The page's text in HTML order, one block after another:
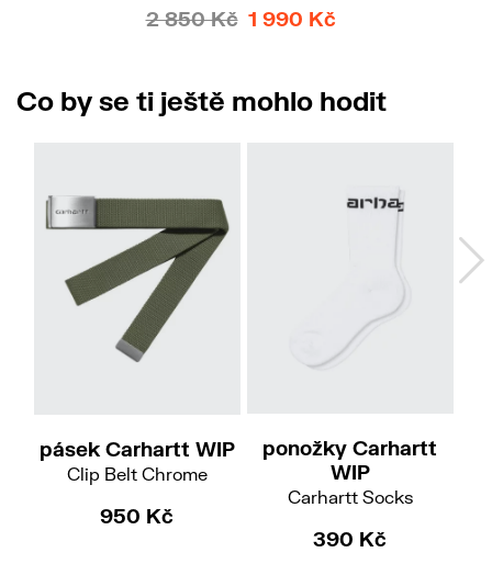
2 850 Kč 1 990 Kč
Co by se ti ještě mohlo hodit
pásek Carhartt WIP
Clip Belt Chrome
950 Kč
ponožky Carhartt
WIP
Carhartt Socks
390 Kč